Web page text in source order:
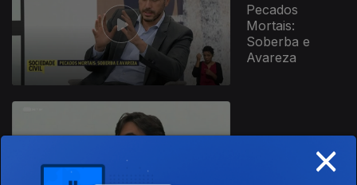
Pecados
Mortais:
Soberba e
Avareza
×